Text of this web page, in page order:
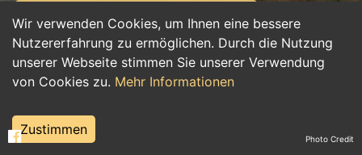
Wir verwenden Cookies, um Ihnen eine bessere
Nutzererfahrung zu ermöglichen. Durch die Nutzung
unserer Webseite stimmen Sie unserer Verwendung
von Cookies zu. Mehr Informationen
Zustimmen
Hilfskräfte, Aushilfs- und Nebenjobs
Einkauf, Logistik, Materialwirtschaft
Weiterbildung, Studium, duale Ausbildung
Tourismus
Photo Credit